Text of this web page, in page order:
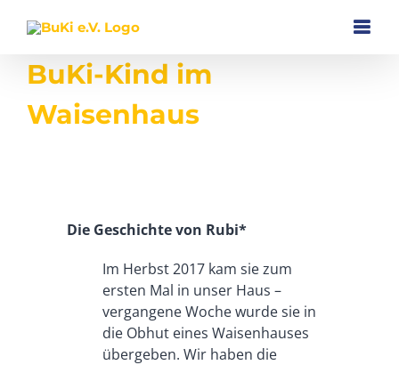
Inhalt
BuKi-Kind im
Waisenhaus
Die Geschichte von Rubi*
Im Herbst 2017 kam sie zum
ersten Mal in unser Haus –
vergangene Woche wurde sie in
die Obhut eines Waisenhauses
übergeben. Wir haben die